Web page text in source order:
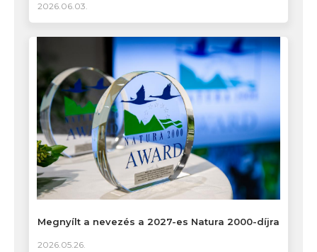
2026.06.03.
Megnyílt a nevezés a 2027-es Natura 2000-díjra
2026.05.26.